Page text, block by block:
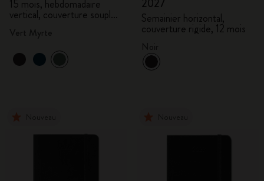
15 mois, hebdomadaire
vertical, couverture souple,
2027
Semainier horizontal,
couverture rigide, 12 mois